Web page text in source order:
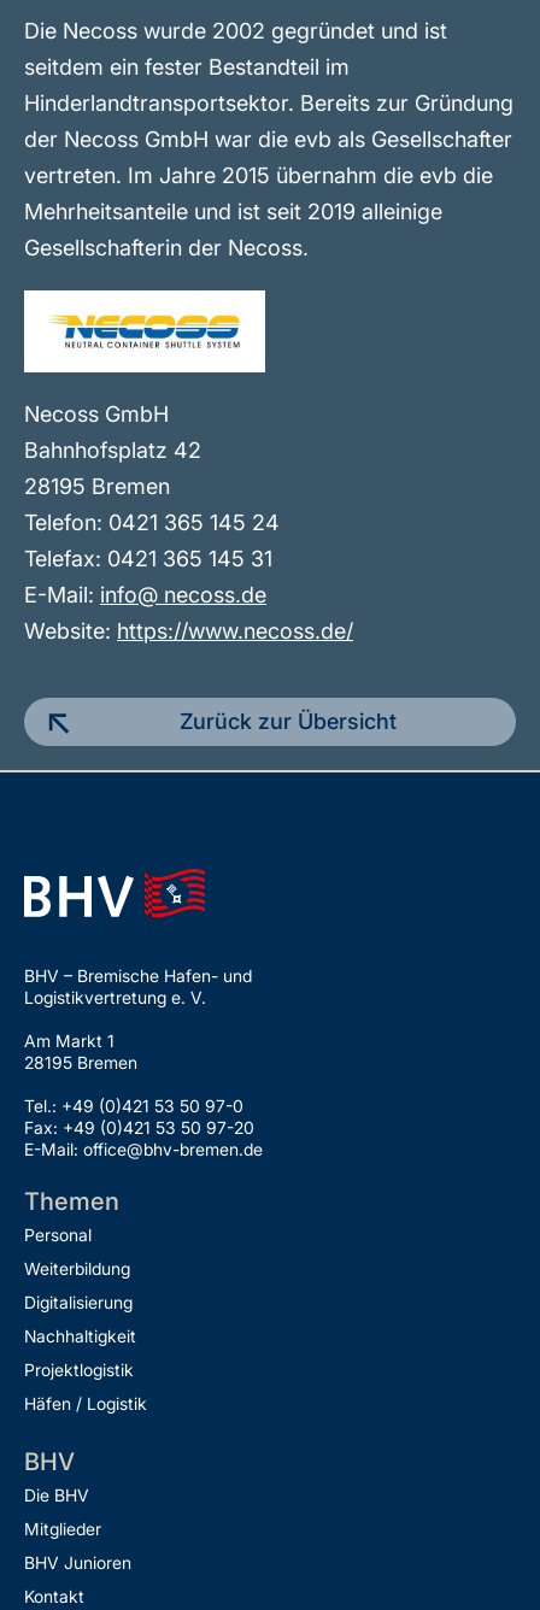
Die Necoss wurde 2002 gegründet und ist
seitdem ein fester Bestandteil im
Hinderlandtransportsektor. Bereits zur Gründung
der Necoss GmbH war die evb als Gesellschafter
vertreten. Im Jahre 2015 übernahm die evb die
Mehrheitsanteile und ist seit 2019 alleinige
Gesellschafterin der Necoss.
Necoss GmbH
Bahnhofsplatz 42
28195 Bremen
Telefon: 0421 365 145 24
Telefax: 0421 365 145 31
E-Mail: info@ necoss.de
Website: https://www.necoss.de/
Zurück zur Übersicht
BHV – Bremische Hafen- und
Logistikvertretung e. V.
Am Markt 1
28195 Bremen
Tel.: +49 (0)421 53 50 97-0
Fax: +49 (0)421 53 50 97-20
E-Mail: office@bhv-bremen.de
Themen
Personal
Weiterbildung
Digitalisierung
Nachhaltigkeit
Projektlogistik
Häfen / Logistik
BHV
Die BHV
Mitglieder
BHV Junioren
Kontakt